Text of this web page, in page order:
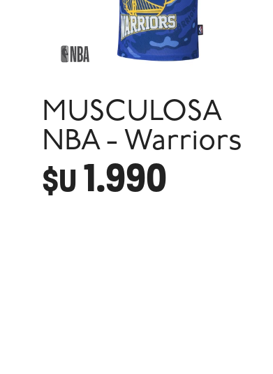
MUSCULOSA
NBA - Warriors
$U 1.990